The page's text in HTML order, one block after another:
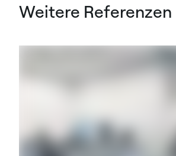
Weitere Referenzen